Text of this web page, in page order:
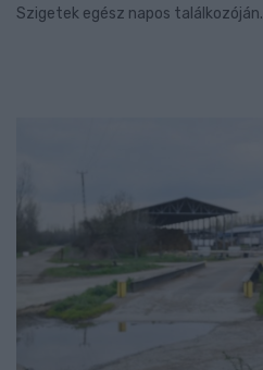
Szigetek egész napos találkozóján.